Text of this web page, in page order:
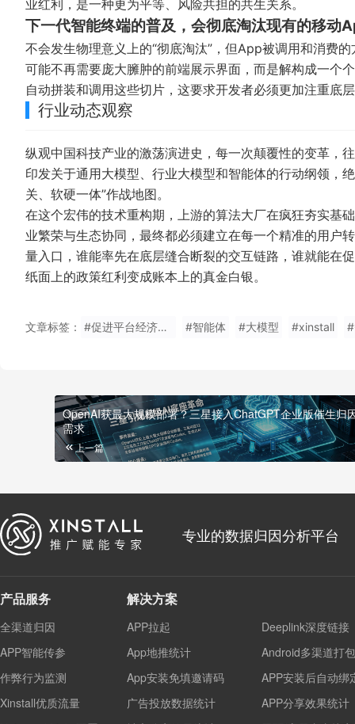
业红利，是一种更为平等、风险共担的共生关系。
下一代智能终端的普及，会彻底淘汰现有的移动
不会发生物理意义上的“彻底淘汰”，但App被调用和消费
可能不再需要庞大臃肿的前端展示界面，而是解构成一个
自动拼装和调用这些切片，这要求开发者必须更加注重底
行业动态观察
纵观中国科技产业的激荡演进史，每一次颠覆性的变革，
印发关于通用大模型、行业大模型和智能体的行动纲领，
关、软硬一体”作战地图。
在这个宏伟的技术重构期，上游的算法大厂在疯狂夯实基
业繁荣与生态协同，最终都必须建立在每一个精准的用户
量入口，谁能率先在底层缝合断裂的交互链路，谁就能在
纸面上的政策红利变成账本上的真金白银。
文章标签： #促进平台经济大中小企业协同发展行动方案 #智能体 #大模型 #xinstall
OpenAI获最大规模部署？三星接入ChatGPT企业版催生归
需求
上一篇
专业的数据归因分析平台
产品服务
全渠道归因
APP智能传参
作弊行为监测
Xinstall优质流量
解决方案
APP拉起
Deeplink深度链接
App地推统计
Android多渠道打包
App安装免填邀请码
APP安装后自动绑
广告投放数据统计
APP分享效果统计